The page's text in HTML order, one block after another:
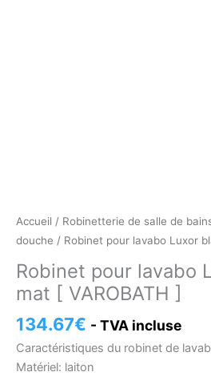
Accueil / Robinetterie de salle de
douche / Robinet pour lavabo Luxor
Robinet pour lavabo
mat [ VAROBATH ]
134.67€ - TVA incluse
Caractéristiques du robinet de
Matériel: laiton